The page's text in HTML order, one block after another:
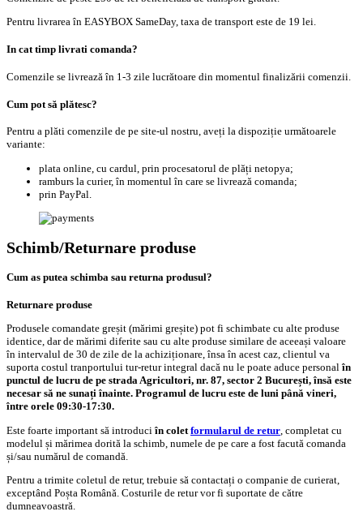
Pentru livrarea în EASYBOX SameDay, taxa de transport este de 19 lei.
In cat timp livrati comanda?
Comenzile se livrează în 1-3 zile lucrătoare din momentul finalizării comenzii.
Cum pot să plătesc?
Pentru a plăti comenzile de pe site-ul nostru, aveți la dispoziție următoarele
variante:
plata online, cu cardul, prin procesatorul de plăți netopya;
ramburs la curier, în momentul în care se livrează comanda;
prin PayPal.
Schimb/Returnare produse
Cum as putea schimba sau returna produsul?
Returnare produse
Produsele comandate greșit (mărimi greșite) pot fi schimbate cu alte produse
identice, dar de mărimi diferite sau cu alte produse similare de aceeași valoare
în intervalul de 30 de zile de la achiziționare, însa în acest caz, clientul va
suporta costul tranportului tur-retur integral dacă nu le poate aduce personal în
punctul de lucru de pe strada Agricultori, nr. 87, sector 2 București, însă este
necesar să ne sunați înainte. Programul de lucru este de luni până vineri,
între orele 09:30-17:30.
Este foarte important să introduci în colet formularul de retur , completat cu
modelul și mărimea dorită la schimb, numele de pe care a fost facută comanda
și/sau numărul de comandă.
Pentru a trimite coletul de retur, trebuie să contactați o companie de curierat,
exceptând Poșta Română. Costurile de retur vor fi suportate de către
dumneavoastră.